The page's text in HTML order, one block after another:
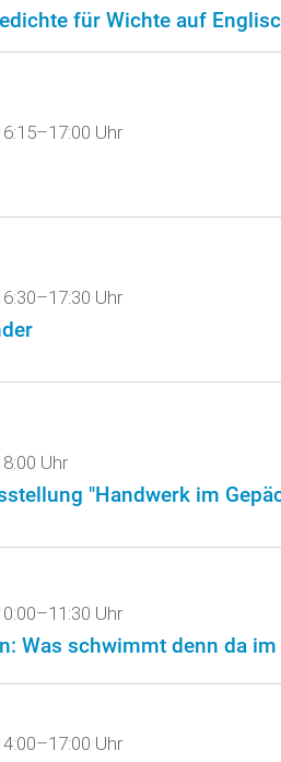
für Wichte auf
Uhr
Uhr
Uhr
"Handwerk im
Uhr
Was schwimmt denn da im
Uhr